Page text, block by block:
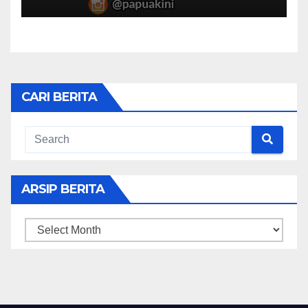
CARI BERITA
ARSIP BERITA
ARSIP